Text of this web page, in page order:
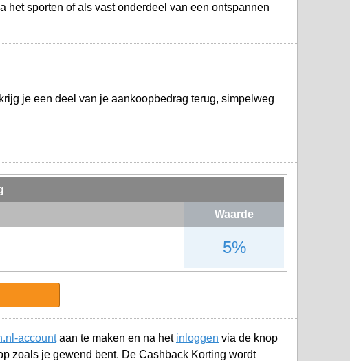
sporten of als vast onderdeel van een ontspannen
je een deel van je aankoopbedrag terug, simpelweg
Waarde
5%
accountaan te maken en na het inloggen via de knop
zoals je gewend bent. De Cashback Korting wordt